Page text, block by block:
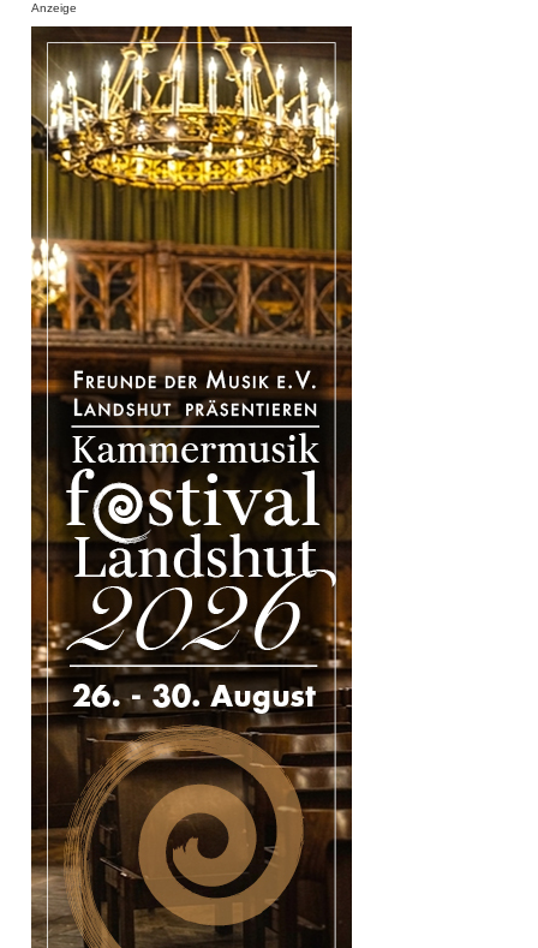
Anzeige